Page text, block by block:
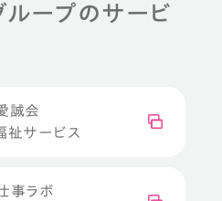
ループのサービ
誠会
祉サービス
事ラボ